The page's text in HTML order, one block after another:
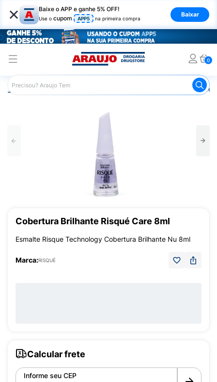
× Baixe o APP e ganhe 5% OFF!
Use o cupom APP5 na primeira compra
Baixar
0
Araujo Beleza e Cuidados
Cobertura Brilhante Risqué Care 8ml
Esmalte Risque Technology Cobertura Brilhante Nu 8ml
Marca:RISQUÉ
Calcular frete
Informe seu CEP